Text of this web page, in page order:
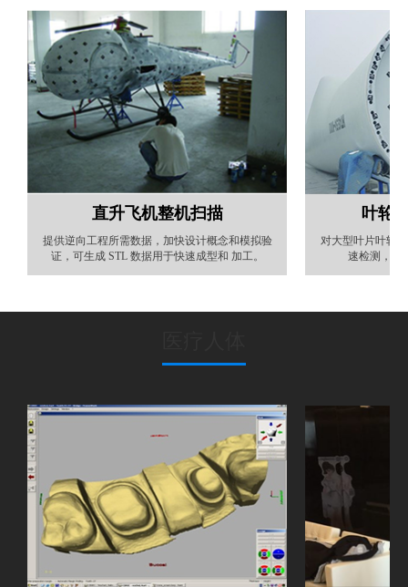
直升飞机整机扫描
提供逆向工程所需数据，加快设计概念和模拟验
证，可生成 STL 数据用于快速成型和 加工。
叶轮
对大型叶片叶轮
速检测，从